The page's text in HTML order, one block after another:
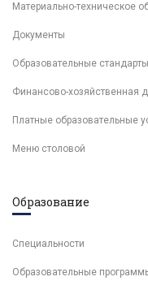
Материально-техническое
Документы
Образовательные стандарты
Финансово-хозяйственная
Платные образовательные
Меню столовой
Образование
Специальности
Образовательные